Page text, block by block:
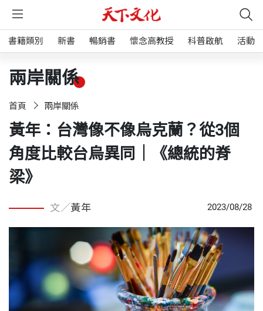
書籍類別 新書 暢銷書 懷念高教授 科普啟航 活動
兩岸關係
首頁 兩岸關係
黃年：台灣像不像烏克蘭？從3個
角度比較台烏異同｜《總統的脊
梁》
文／黃年 2023/08/28